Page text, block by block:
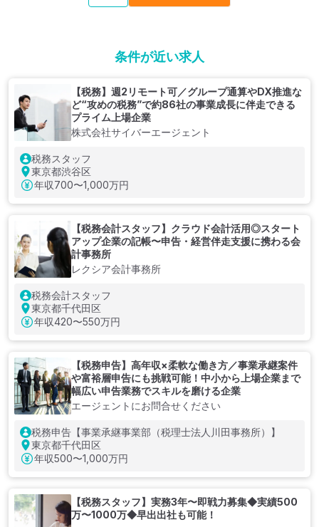
条件が近い求人
【税務】週2リモート可／グループ通算やDX推進な
ど“攻めの税務”で約86社の事業成長に伴走できる
プライム上場企業
株式会社サイバーエージェント
税務スタッフ
東京都渋谷区
年収700〜1,000万円
【税務会計スタッフ】クラウド会計活用◎スタート
アップ企業の記帳〜申告・経営伴走支援に携わる会
計事務所
レクシア会計事務所
税務会計スタッフ
東京都千代田区
年収420〜550万円
【税務申告】高年収×柔軟な働き方／事業承継案件
や富裕層申告にも挑戦可能！中小から上場企業まで
幅広い申告業務でスキルを磨ける企業
エージェントにお問合せください
税務申告【事業承継事業部（税理士法人川田事務所）】
東京都千代田区
年収500〜1,000万円
【税務スタッフ】実務3年〜即戦力募集◆実績500
万〜1000万◆早出出社も可能！